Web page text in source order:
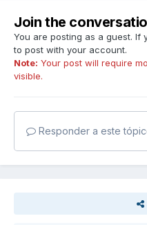
Join the
You are posting as a guest. If
to post with your account.
Note: Your post will require
visible.
Responder a este